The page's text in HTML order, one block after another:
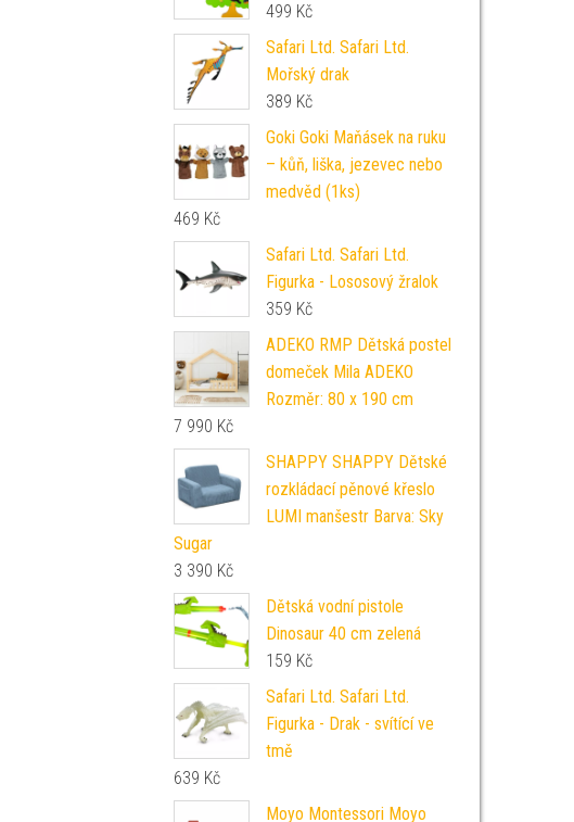
499 Kč
Safari Ltd. Safari Ltd.
Mořský drak
389 Kč
Goki Goki Maňásek na ruku
– kůň, liška, jezevec nebo
medvěd (1ks)
469 Kč
Safari Ltd. Safari Ltd.
Figurka - Lososový žralok
359 Kč
ADEKO RMP Dětská postel
domeček Mila ADEKO
Rozměr: 80 x 190 cm
7 990 Kč
SHAPPY SHAPPY Dětské
rozkládací pěnové křeslo
LUMI manšestr Barva: Sky
Sugar
3 390 Kč
Dětská vodní pistole
Dinosaur 40 cm zelená
159 Kč
Safari Ltd. Safari Ltd.
Figurka - Drak - svítící ve
tmě
639 Kč
Moyo Montessori Moyo